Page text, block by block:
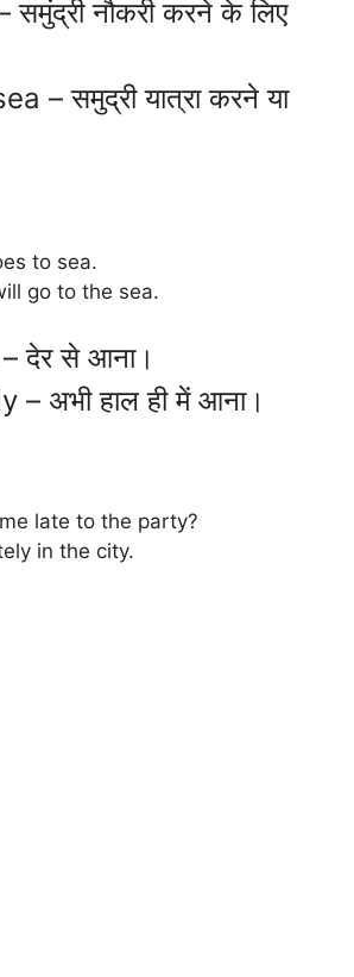
नौकरी करने के लिए
– समुद्री यात्रा करने या
to sea.
go to the sea.
देर से आना।
– अभी हाल ही में आना।
late to the party?
in the city.